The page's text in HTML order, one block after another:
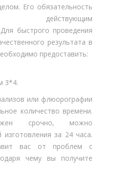
Его обязательность
действующим
быстрого проведения
результата в
предоставить:
3*4.
или флюорографии
количество времени.
срочно, можно
изготовления за 24 часа.
вас от проблем с
чему вы получите